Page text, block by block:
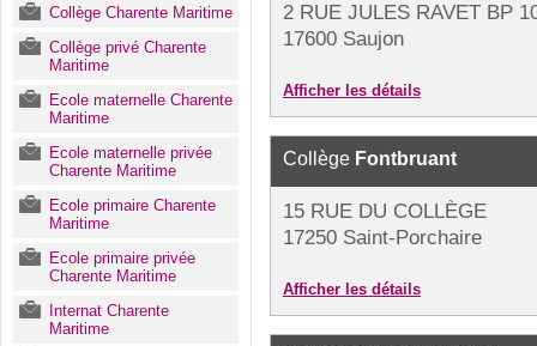
Collège Charente Maritime
Collège privé Charente
Maritime
Ecole maternelle Charente
Maritime
Ecole maternelle privée
Charente Maritime
Ecole primaire Charente
Maritime
Ecole primaire privée
Charente Maritime
Internat Charente
Maritime
2 RUE JULES RAVET BP
17600 Saujon
Afficher les détails
Collège Fontbruant
15 RUE DU COLLÈGE
17250 Saint-Porchaire
Afficher les détails